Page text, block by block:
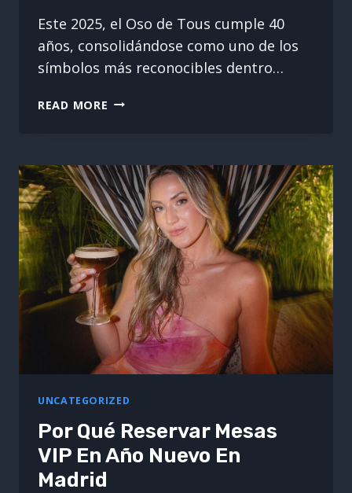
Este 2025, el Oso de Tous cumple 40
años, consolidándose como uno de los
símbolos más reconocibles dentro…
READ MORE 40
DE
TOUS
UNCATEGORIZED
Por Qué Reservar Mesas
VIP En Año Nuevo En
Madrid